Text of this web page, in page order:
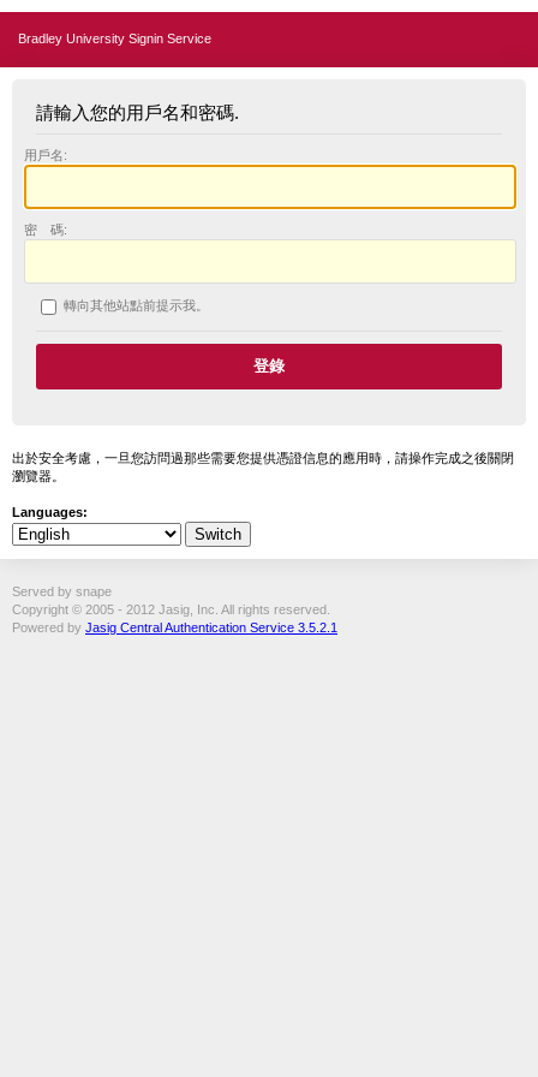
Bradley University Signin Service
請輸入您的用戶名和密碼.
用戶名:
密 碼:
轉向其他站點前提示我。
出於安全考慮，一旦您訪問過那些需要您提供憑證信息的應用時，請操作完成之後關閉
瀏覽器。
Languages:
Served by snape
Copyright © 2005 - 2012 Jasig, Inc. All rights reserved.
Powered by Jasig Central Authentication Service 3.5.2.1